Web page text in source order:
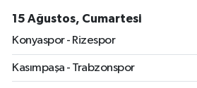
15 Ağustos, Cumartesi
Konyaspor - Rizespor
Kasımpaşa - Trabzonspor